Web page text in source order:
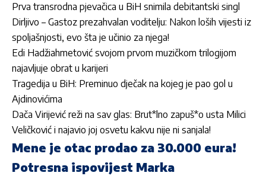
Prva transrodna pjevačica u BiH snimila debitantski singl
Dirljivo – Gastoz prezahvalan voditelju: Nakon loših vijesti iz
spoljašnjosti, evo šta je učinio za njega!
Edi Hadžiahmetović svojom prvom muzičkom trilogijom
najavljuje obrat u karijeri
Tragedija u BiH: Preminuo dječak na kojeg je pao gol u
Ajdinovićima
Dača Virijević reži na sav glas: Brut*lno zapuš*o usta Milici
Veličković i najavio joj osvetu kakvu nije ni sanjala!
Mene je otac prodao za 30.000 eura!
Potresna ispovijest Marka